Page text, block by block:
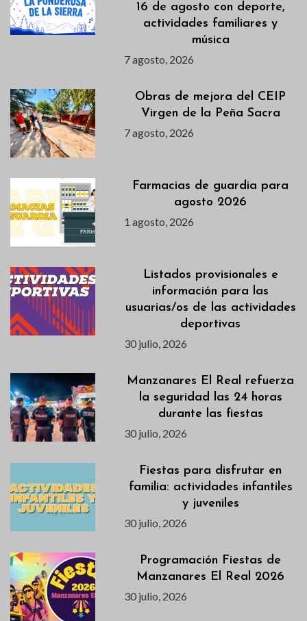
16 de agosto con deporte,
actividades familiares y
música
7 agosto, 2026
Obras de mejora del CEIP
Virgen de la Peña Sacra
7 agosto, 2026
Farmacias de guardia para
agosto 2026
1 agosto, 2026
Listados provisionales e
información para las
usuarias/os de las actividades
deportivas
30 julio, 2026
Manzanares El Real refuerza
la seguridad las 24 horas
durante las fiestas
30 julio, 2026
Fiestas para disfrutar en
familia: actividades infantiles
y juveniles
30 julio, 2026
Programación Fiestas de
Manzanares El Real 2026
30 julio, 2026